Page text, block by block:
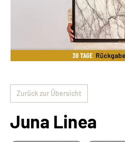
Zurück zur Übersicht
Juna Linea